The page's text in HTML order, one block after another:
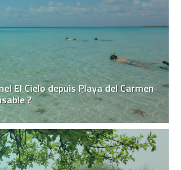
El Cielo depuis Playa del Carmen
?